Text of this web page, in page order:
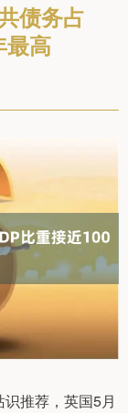
债务占
最高
推荐，英国5月